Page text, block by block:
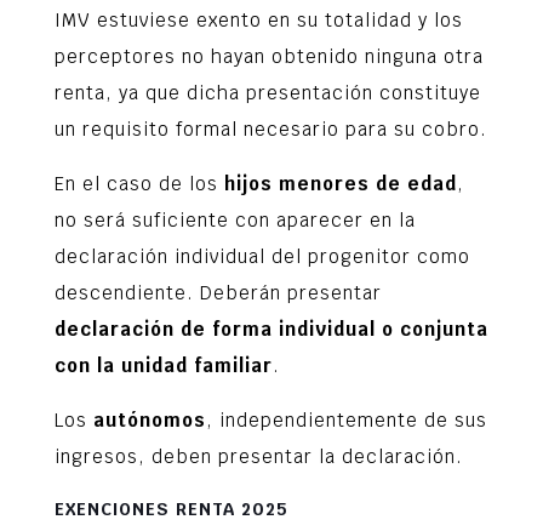
IMV estuviese exento en su totalidad y los
perceptores no hayan obtenido ninguna otra
renta, ya que dicha presentación constituye
un requisito formal necesario para su cobro.
En el caso de los hijos menores de edad,
no será suficiente con aparecer en la
declaración individual del progenitor como
descendiente. Deberán presentar
declaración de forma individual o conjunta
con la unidad familiar.
Los autónomos , independientemente de sus
ingresos, deben presentar la declaración.
EXENCIONES RENTA 2025